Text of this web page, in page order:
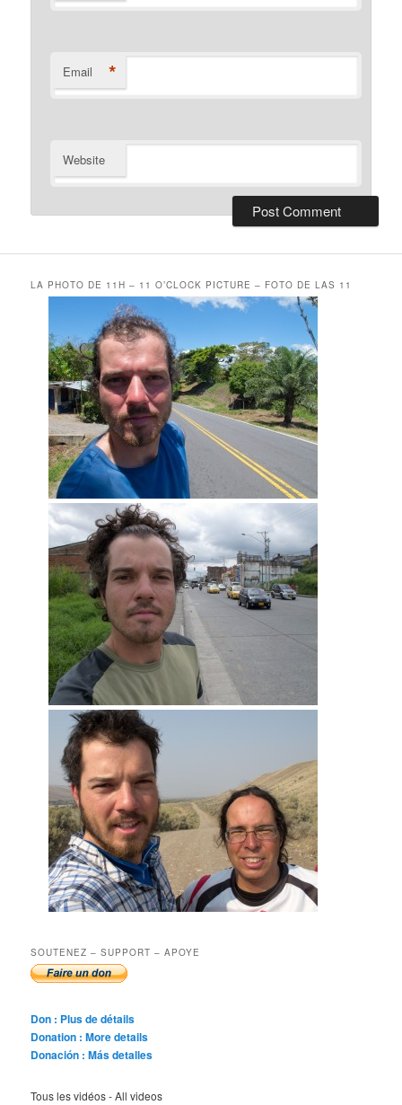
Email *
Website
LA PHOTO DE 11H – 11 O’CLOCK PICTURE – FOTO DE LAS 11
SOUTENEZ – SUPPORT – APOYE
Don : Plus de détails
Donation : More details
Donación : Más detalles
Tous les vidéos - All videos